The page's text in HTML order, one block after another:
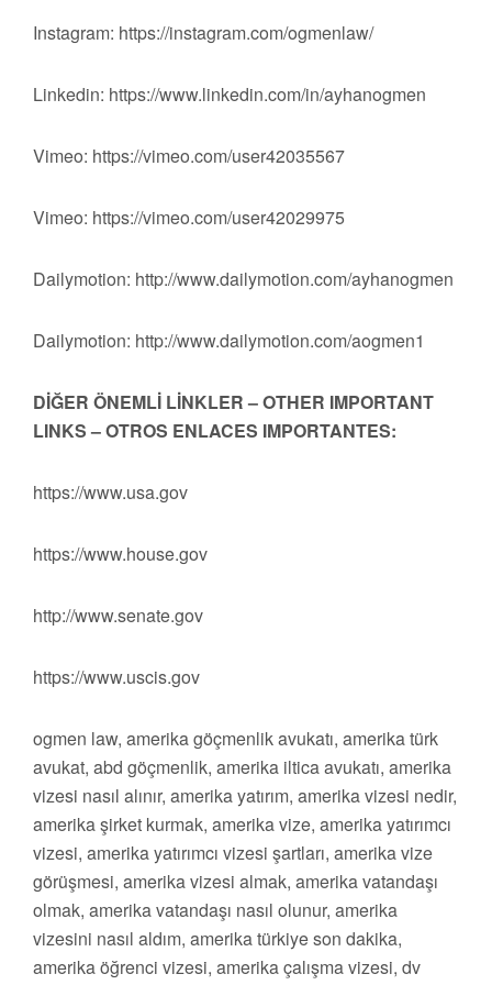
Instagram: https://instagram.com/ogmenlaw/
Linkedin: https://www.linkedin.com/in/ayhanogmen
Vimeo: https://vimeo.com/user42035567
Vimeo: https://vimeo.com/user42029975
Dailymotion: http://www.dailymotion.com/ayhanogmen
Dailymotion: http://www.dailymotion.com/aogmen1
DİĞER ÖNEMLİ LİNKLER – OTHER IMPORTANT
LINKS – OTROS ENLACES IMPORTANTES:
https://www.usa.gov
https://www.house.gov
http://www.senate.gov
https://www.uscis.gov
ogmen law, amerika göçmenlik avukatı, amerika türk
avukat, abd göçmenlik, amerika iltica avukatı, amerika
vizesi nasıl alınır, amerika yatırım, amerika vizesi nedir,
amerika şirket kurmak, amerika vize, amerika yatırımcı
vizesi, amerika yatırımcı vizesi şartları, amerika vize
görüşmesi, amerika vizesi almak, amerika vatandaşı
olmak, amerika vatandaşı nasıl olunur, amerika
vizesini nasıl aldım, amerika türkiye son dakika,
amerika öğrenci vizesi, amerika çalışma vizesi, dv